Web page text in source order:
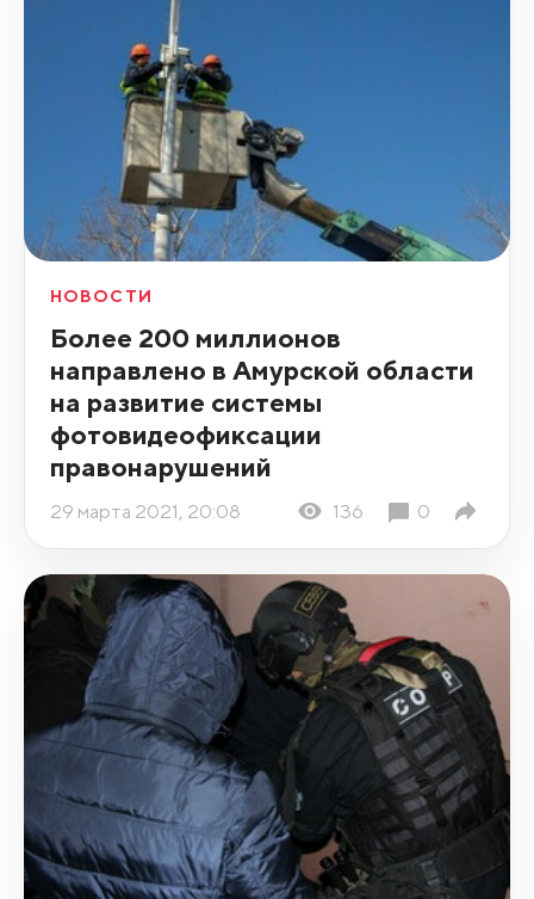
НОВОСТИ
Более 200 миллионов
направлено в Амурской области
на развитие системы
фотовидеофиксации
правонарушений
29 марта 2021, 20:08 136 0